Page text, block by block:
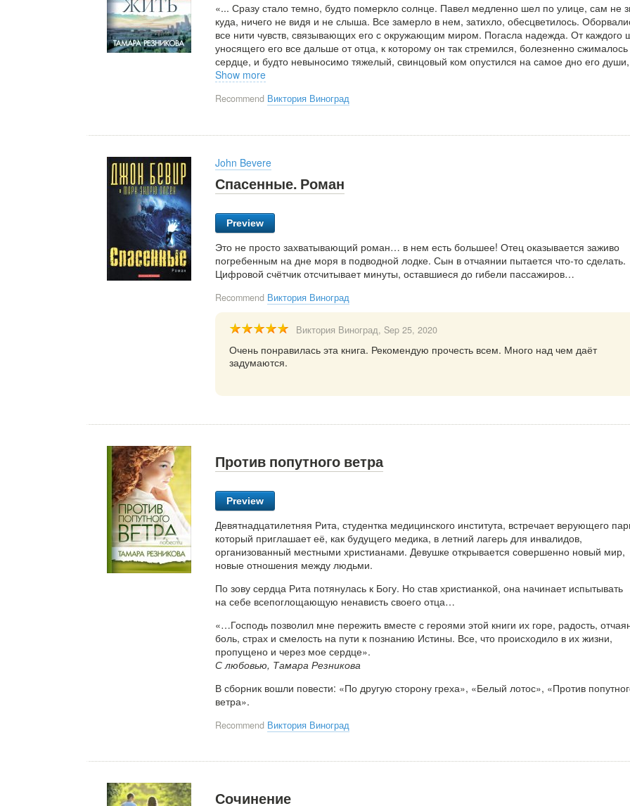
«... Сразу стало темно, будто померкло солнце. Павел медленно шел по улице, сам не
куда, ничего не видя и не слыша. Все замерло в нем, затихло, обесцветилось.
все нити чувств, связывающих его с окружающим миром. Погасла надежда. От каждого
уносящего его все дальше от отца, к которому он так стремился, болезненно сжималось
сердце, и будто невыносимо тяжелый, свинцовый ком опустился на самое дно его души,
Show more
Recommend Виктория Виноград
John Bevere
Спасенные. Роман
Preview
Это не просто захватывающий роман… в нем есть большее! Отец оказывается заживо
погребенным на дне моря в подводной лодке. Сын в отчаянии пытается что-то сделать.
Цифровой счётчик отсчитывает минуты, оставшиеся до гибели пассажиров…
Recommend Виктория Виноград
Виктория Виноград, Sep 25, 2020
Очень понравилась эта книга. Рекомендую прочесть всем. Много над чем даёт
задумаются.
Против попутного ветра
Preview
Девятнадцатилетняя Рита, студентка медицинского института, встречает верующего
который приглашает её, как будущего медика, в летний лагерь для инвалидов,
организованный местными христианами. Девушке открывается совершенно новый мир,
новые отношения между людьми.
По зову сердца Рита потянулась к Богу. Но став христианкой, она начинает испытывать
на себе всепоглощающую ненависть своего отца…
«…Господь позволил мне пережить вместе с героями этой книги их горе, радость,
боль, страх и смелость на пути к познанию Истины. Все, что происходило в их жизни,
пропущено и через мое сердце».
С любовью, Тамара Резникова
В сборник вошли повести: «По другую сторону греха», «Белый лотос», «Против
ветра».
Recommend Виктория Виноград
Сочинение